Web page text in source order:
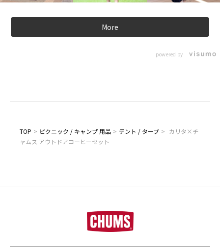
More
powered by
TOP > ピクニック / キャンプ 用品 > テント / タープ > カリタ×チ
ャムス アウトドアコーヒーセット